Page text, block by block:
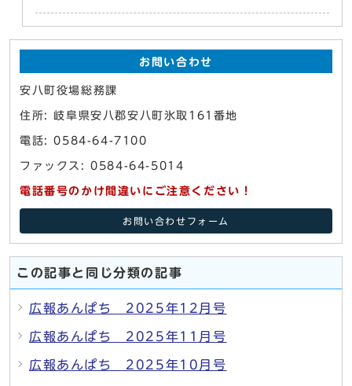
お問い合わせ
安八町役場総務課
住所: 岐阜県安八郡安八町氷取161番地
電話: 0584-64-7100
ファックス: 0584-64-5014
電話番号のかけ間違いにご注意ください！
お問い合わせフォーム
この記事と同じ分類の記事
広報あんぱち 2025年12月号
広報あんぱち 2025年11月号
広報あんぱち 2025年10月号